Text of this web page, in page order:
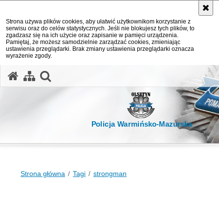
Strona używa plików cookies, aby ułatwić użytkownikom korzystanie z
serwisu oraz do celów statystycznych. Jeśli nie blokujesz tych plików, to
zgadzasz się na ich użycie oraz zapisanie w pamięci urządzenia.
Pamiętaj, że możesz samodzielnie zarządzać cookies, zmieniając
ustawienia przeglądarki. Brak zmiany ustawienia przeglądarki oznacza
wyrażenie zgody.
Policja Warmińsko-Mazurska
Strona główna Tagi strongman